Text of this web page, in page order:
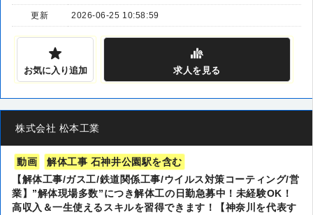
更新 2026-06-25 10:58:59
お気に入り追加 求人を見る
株式会社 松本工業
動画
解体工事 石神井公園駅を含む
【解体工事/ガス工/鉄道関係工事/ウイルス対策コーティング/営
業】”解体現場多数”につき解体工の日勤急募中！未経験OK！
高収入＆一生使えるスキルを習得できます！【神奈川を代表す